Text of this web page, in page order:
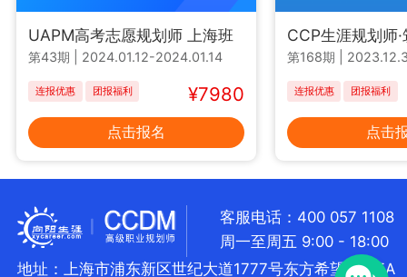
UAPM高考志愿规划师 上海班
第43期 2024.01.12-2024.01.14
连报优惠 团报福利 ¥7980
点击报名
CCP生涯规划师
第168期
连报优惠 团报福利
点击
客服电话：400 057 1108
周一至周五 9:00 - 18:00
地址：上海市浦东新区世纪大道1777号东方希望大厦5A